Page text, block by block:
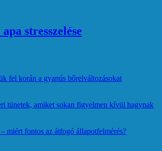
stresszelése
fel korán a gyanús bőrelváltozásokat
tünetek, amiket sokan figyelmen kívül hagynak
miért fontos az átfogó állapotfelmérés?